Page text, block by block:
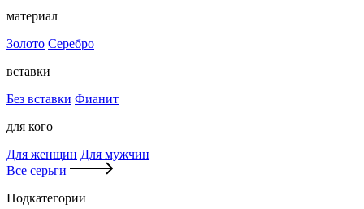
материал
Золото Серебро
вставки
Без вставки Фианит
для кого
Для женщин Для мужчин
Все серьги
Подкатегории